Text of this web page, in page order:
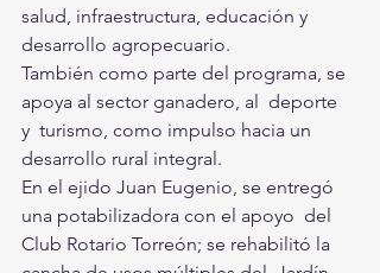
salud, infraestructura, educación y
desarrollo agropecuario.
También como parte del programa, se
apoya al sector ganadero, al  deporte
y  turismo, como impulso hacia un
desarrollo rural integral.
En el ejido Juan Eugenio, se entregó
una potabilizadora con el apoyo  del
Club Rotario Torreón; se rehabilitó la